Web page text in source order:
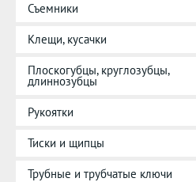
Съемники
Клещи, кусачки
Плоскогубцы, круглозубцы,
длиннозубцы
Рукоятки
Тиски и щипцы
Трубные и трубчатые ключи